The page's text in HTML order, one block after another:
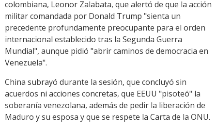
colombiana, Leonor Zalabata, que alertó de que la acción
militar comandada por Donald Trump "sienta un
precedente profundamente preocupante para el orden
internacional establecido tras la Segunda Guerra
Mundial", aunque pidió "abrir caminos de democracia en
Venezuela".
China subrayó durante la sesión, que concluyó sin
acuerdos ni acciones concretas, que EEUU "pisoteó" la
soberanía venezolana, además de pedir la liberación de
Maduro y su esposa y que se respete la Carta de la ONU.